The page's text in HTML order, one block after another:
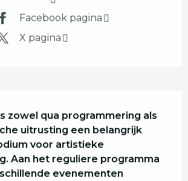
Facebook pagina
X pagina
zowel qua programmering als
uitrusting een belangrijk
voor artistieke
Aan het reguliere programma
evenementen